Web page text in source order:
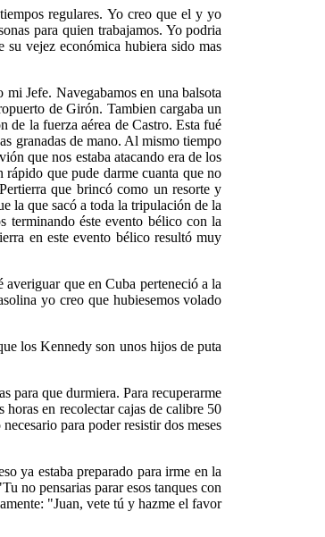
regulares. Yo creo que el y yo
para quien trabajamos. Yo podria
vejez económica hubiera sido mas
Jefe. Navegabamos en una balsota
de Girón. Tambien cargaba un
de la fuerza aérea de Castro. Esta fué
granadas de mano. Al mismo tiempo
que nos estaba atacando era de los
que pude darme cuanta que no
que brincó como un resorte y
la que sacó a toda la tripulación de la
terminando éste evento bélico con la
en este evento bélico resultó muy
que en Cuba perteneció a la
yo creo que hubiesemos volado
los Kennedy son unos hijos de puta
para que durmiera. Para recuperarme
en recolectar cajas de calibre 50
para poder resistir dos meses
ya estaba preparado para irme en la
no pensarias parar esos tanques con
"Juan, vete tú y hazme el favor